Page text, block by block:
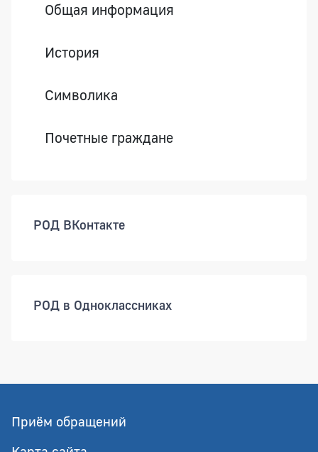
Общая информация
История
Символика
Почетные граждане
РОД ВКонтакте
РОД в Одноклассниках
Приём обращений